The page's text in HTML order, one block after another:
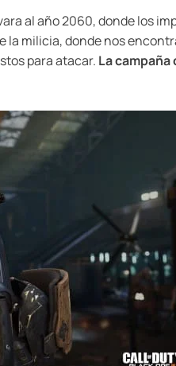
al año 2060, donde los
la milicia, donde nos
para atacar. La